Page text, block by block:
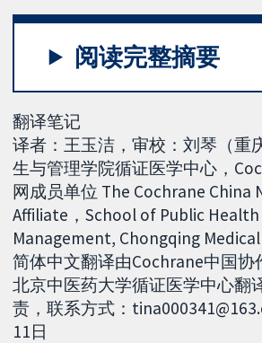
阅读完整摘要
翻译笔记
译者：王玉洁，审校：刘琴（重
生与管理学院循证医学中心，
网成员单位 The Cochrane China
Affiliate，School of Public Health
Management, Chongqing Medical
简体中文翻译由Cochrane中国协
北京中医药大学循证医学中心翻
责，联系方式：
11日